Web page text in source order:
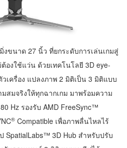
งขนาด 27 นิ้ว ที่ยกระดับการเล่นเกมสู่
งใช้แว่น ด้วยเทคโนโลยี 3D eye-
เครื่อง แปลงภาพ 2 มิติเป็น 3 มิติแบบ
สมจริงให้ทุกฉากเกม มาพร้อมความ
Hz รองรับ AMD FreeSync™
® Compatible เพื่อภาพลื่นไหลไร้
SpatialLabs™ 3D Hub สำหรับปรับ